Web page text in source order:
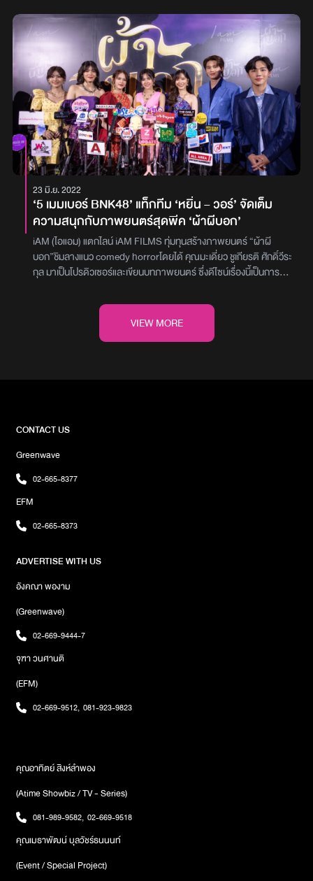
ท่ามกลางบรรยากาศสุดอบอุ่นจากแฟนคลับที่เดินทางมาร่วมเป็นส่วน
หนึ่งของช่วงเวลาแห่งความทรงจำกว่า 80 ชีวิตจากทั้ง BNK48 และ
CGM48 มาร่วมมอบความสุขแบบใกล้ชิดผ่านกิจกรรมมากมาย ไม่ว่า
จะเป็น Kamihikouki พับกระดาษสื่อใจ, Chat Shake Shot ถ่ายวิดีโอ
สุดคิ้วท์, Group Heart-Touch แปะสติ๊กเกอร์หัวใจ, Group
Handshake จับมือทักทาย, Janken เป่ายิงฉุบ, Black Room! ห้องดำ
ในตำนาน, Heart to Heart เขียนข้อความจากใจถึงแฟน ๆ และ Sport
Game สนุกสุดมันไปกับเกมแชร์บอล รวมถึงการแสดงพิเศษจากตู้ปลา
ไลฟ์โชว์ที่ทุกคนรอคอย พร้อมแฟนมีต 6 โชว์จากเมมเบอร์ทุกรุ่น ที่จัด
เต็มทั้งร้อง เล่น เต้น ถ่ายทอดพลังและความรักต่อแฟนคลับแบบไม่มีกั๊ก
อีกหนึ่งไฮไลต์ของงาน คือการเปิดตัวซิงเกิลที่ 19 ของ BNK48
Colorcon Wink ที่มาพร้อมชุดเซ็มบัตสึสีชมพูหวานชวนให้นึกถึงกลีบ
ดอกซากุระในญี่ปุ่น รวมถึงเปิดตัวเพลงรองอย่าง Chouhatsu no
Aozora และ 11-Gatsu no Anklet พร้อมเปิดตัวสมาชิก BNK48 รุ่นที่
6 อย่างเป็นทางการ ท่ามกลางเสียงกรี๊ดปักเมนจากแฟน ๆ ทั่วฮอลล์ช่วง
เวลาสุดพิเศษที่สร้างความประทับใจไม่รู้ลืม คือการประกาศสำคัญบน
เวที ว่า ป๊อปเป้อ-พิณญาดา จึงกาญจนา จะก้าวขึ้นมารับตำแหน่ง ชิไฮ
นิน หรือผู้จัดการวงคนใหม่ของ BNK48 อย่างเป็นทางการ ต่อจากรุ่นพี่
สิงหาคม 2568 และเดินหน้าสู่บทบาทใหม่ในฐานะผู้ดูแลทิศทางของวง
อย่างเต็มตัวงานนี้นับเป็นก้าวสำคัญของทั้ง BNK48 CGM48 ที่ไม่เพียง
สะท้อนถึงการเติบโตตลอด 8 ปีที่ผ่านมา แต่ยังตอกย้ำถึงพลังของการ
ติดตามการเดินทางต่อไปของ BNK48 CGM48 กันได้เลยภาพ :
23 มิ.ย. 2022
‘5 เมมเบอร์ BNK48’ แท็กทีม ‘หยิ่น – วอร์’ จัดเต็ม
ความสนุกกับภาพยนตร์สุดพีค ‘ผ้าผีบอก’
iAM (ไอแอม) แตกไลน์ iAM FILMS ทุ่มทุนสร้างภาพยนตร์ “ผ้าผี
บอก”ชิมลางแนว comedy horrorโดยได้ คุณมะเดี่ยว ชูเกียรติ ศักดิ์วีระ
กุล มาเป็นโปรดิวเซอร์และเขียนบทภาพยนตร์ ซึ่งดีไซน์เรื่องนี้เป็นการ
เซ็ปต์เนื้อเรื่ององค์ประกอบศิลปะ ผู้หญิง ความลึกลับทูตผีปีศาจ โดย
ภาพรวมภาพยนตร์ “ผ้าผีบอก”ไม่น่ากลัวจนเกินไปซึ่งชูกลยุทธ์พล็อต
เรื่องผูกเรื่องให้น่าสนใจด้วยเรื่องราวปมปริศนา “ผ้า” ล้านนากับล้าน
ผสานระหว่างวัฒนธรรมภาคเหนือและภาคอิสาน ภาพยนตร์เรื่อง “ผ้า
ดาภา อินทจักร”และจีจี้ ณัฐกุล พิมพ์ธงชัยกุล”ด้านนักแสดงนำฝ่าย
ประเทศร่วมงานกับ iAM FILMS ครั้งแรกนอกจากนี้ยังมีนักแสดง
คุณภาพสร้างสีสันความสนุกอาทิ บอส สหรัฐ หอมแสง เป็นต้น ในครั้งนี้
ภาพยนตร์ 2 เวอร์ชั่น คือ “หมกกบ” และ “มนต์รักจิ้งหรีด” นอกจากนี้
เพลงประกอบภาพยนตร์เวอร์ชั่น อย่างเพลง“หมกกบ”ชมมิวสิกวิดีโอ
EFM94ภาพ : iAM
VIEW MORE
CONTACT US
Greenwave
02-665-8377
EFM
02-665-8373
ADVERTISE WITH US
อังคณา พองาม
(Greenwave)
02-669-9444-7
จุฑา วนศานติ
(EFM)
02-669-9512, 081-923-9823
คุณอาทิตย์ สิงห์ลำพอง
(Atime Showbiz / TV - Series)
081-989-9582, 02-669-9518
คุณเมธาพัฒน์ บุลวัชร์ธนนนท์
(Event / Special Project)